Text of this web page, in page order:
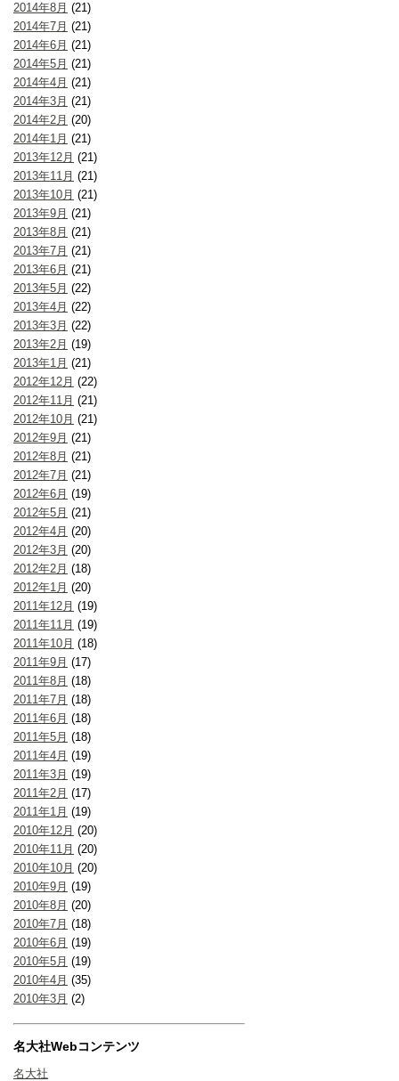
2014年8月 (21)
2014年7月 (21)
2014年6月 (21)
2014年5月 (21)
2014年4月 (21)
2014年3月 (21)
2014年2月 (20)
2014年1月 (21)
2013年12月 (21)
2013年11月 (21)
2013年10月 (21)
2013年9月 (21)
2013年8月 (21)
2013年7月 (21)
2013年6月 (21)
2013年5月 (22)
2013年4月 (22)
2013年3月 (22)
2013年2月 (19)
2013年1月 (21)
2012年12月 (22)
2012年11月 (21)
2012年10月 (21)
2012年9月 (21)
2012年8月 (21)
2012年7月 (21)
2012年6月 (19)
2012年5月 (21)
2012年4月 (20)
2012年3月 (20)
2012年2月 (18)
2012年1月 (20)
2011年12月 (19)
2011年11月 (19)
2011年10月 (18)
2011年9月 (17)
2011年8月 (18)
2011年7月 (18)
2011年6月 (18)
2011年5月 (18)
2011年4月 (19)
2011年3月 (19)
2011年2月 (17)
2011年1月 (19)
2010年12月 (20)
2010年11月 (20)
2010年10月 (20)
2010年9月 (19)
2010年8月 (20)
2010年7月 (18)
2010年6月 (19)
2010年5月 (19)
2010年4月 (35)
2010年3月 (2)
名大社Webコンテンツ
名大社